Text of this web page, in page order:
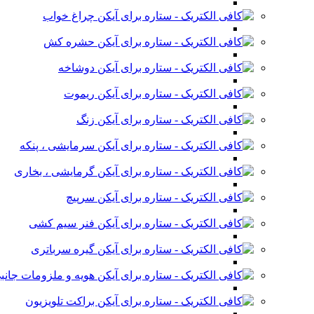
چراغ خواب
حشره کش
دوشاخه
ریموت
زنگ
سرمایشی ، پنکه
گرمایشی ، بخاری
سرپیچ
فنر سیم کشی
گیره سرباتری
هویه و ملزومات
براکت تلویزیون